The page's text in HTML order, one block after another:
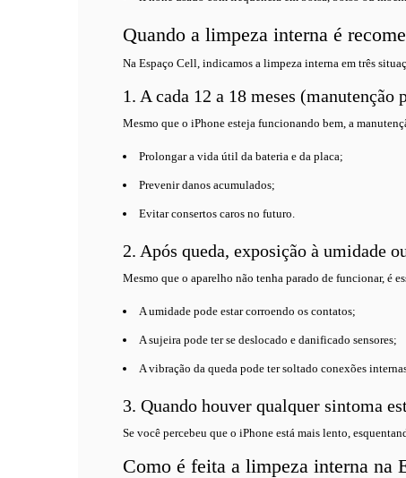
Quando a limpeza interna é
Na Espaço Cell, indicamos a limpeza interna em três
1. A cada 12 a 18 meses (manutenção
Mesmo que o iPhone esteja funcionando bem, a
Prolongar a vida útil da bateria e da placa;
Prevenir danos acumulados;
Evitar consertos caros no futuro.
2. Após queda, exposição à umidade
Mesmo que o aparelho não tenha parado de funcionar, é
A umidade pode estar corroendo os contatos;
A sujeira pode ter se deslocado e danificado sensores;
A vibração da queda pode ter soltado conexões
3. Quando houver qualquer sintoma
Se você percebeu que o iPhone está mais lento,
Como é feita a limpeza interna na